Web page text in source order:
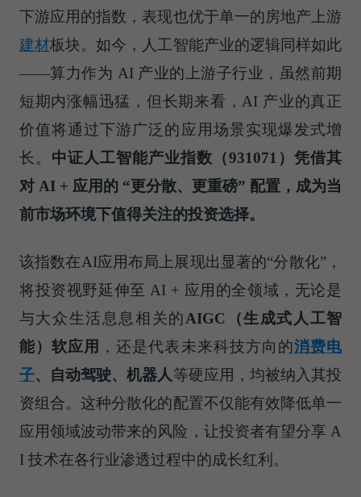
下游应用的指数，表现也优于单一的房地产上游
建材板块。如今，人工智能产业的逻辑同样如此
——算力作为 AI 产业的上游子行业，虽然前期
短期内涨幅迅猛，但长期来看，AI 产业的真正
价值将通过下游广泛的应用场景实现爆发式增
长。 中证人工智能产业指数（931071）凭借其
对 AI + 应用的 “更分散、更重磅” 配置，成为当
前市场环境下值得关注的投资选择。
该指数在AI应用布局上展现出显著的“分散化”，
将投资视野延伸至 AI + 应用的全领域，无论是
与大众生活息息相关的AIGC（生成式人工智
能）软应用 ，还是代表未来科技方向的消费电
子、自动驾驶、机器人 等硬应用，均被纳入其投
资组合。这种分散化的配置不仅能有效降低单一
应用领域波动带来的风险，让投资者有望分享 A
I 技术在各行业渗透过程中的成长红利。